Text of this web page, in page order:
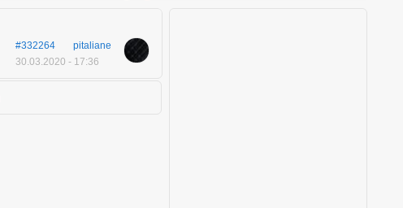
#332264
pitaliane
30.03.2020 - 17:36